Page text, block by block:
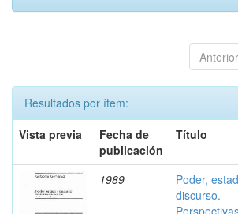
Anterior
Resultados por ítem:
Vista previa
Fecha de
publicación
Título
1989
Poder,
discurso.